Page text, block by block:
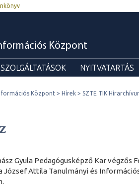
Központ
SZOLGÁLTATÁSOK NYITVATARTÁS
Központ Hírek SZTE TIK
Gyula Pedagógusképző Kar végzős
József Attila Tanulmányi és